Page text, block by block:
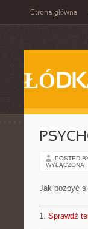
Strona główna
POSTED
WYŁĄCZONA
Jak pozbyć
1. Sprawdź